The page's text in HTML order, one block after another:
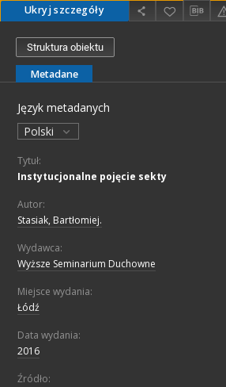
Ukryj szczegóły
Struktura obiektu
Metadane
Język metadanych
Polski
Tytuł:
Instytucjonalne pojęcie sekty
Autor:
Stasiak, Bartłomiej.
Wydawca:
Wyższe Seminarium Duchowne
Miejsce wydania:
Łódź
Data wydania:
2016
Źródło: